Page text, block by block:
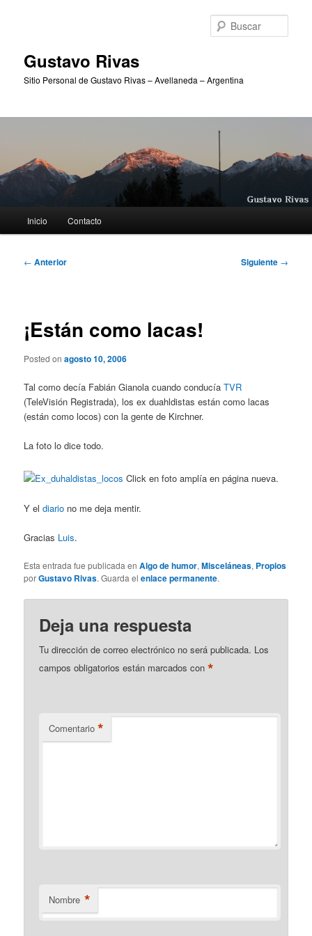
Gustavo Rivas
Sitio Personal de Gustavo Rivas – Avellaneda – Argentina
principal
Inicio Contacto
Navegación
← Anterior Siguiente →
¡Están como lacas!
Posted onagosto 10, 2006
Tal como decía Fabián Gianola cuando conducíaTVR
(TeleVisión Registrada), los ex duahldistas están como lacas
(están como locos) con la gente de Kirchner.
La foto lo dice todo.
Click en foto amplía en página nueva.
Y eldiario no me deja mentir.
Gracias Luis.
Esta entrada fue publicada enAlgo de humor,Misceláneas, Propios
porGustavo Rivas. Guarda elenlace permanente.
Deja una respuesta
Tu dirección de correo electrónico no será publicada. Los
campos obligatorios están marcados con*
Comentario *
Nombre *